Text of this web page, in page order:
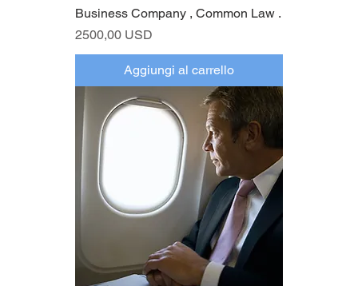
Business Company , Common Law .
Prezzo
2500,00 USD
Aggiungi al carrello